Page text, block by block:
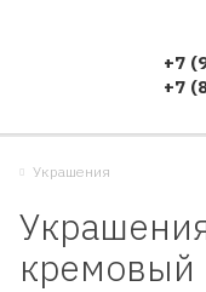
+7
+7
Украшения
кремовый